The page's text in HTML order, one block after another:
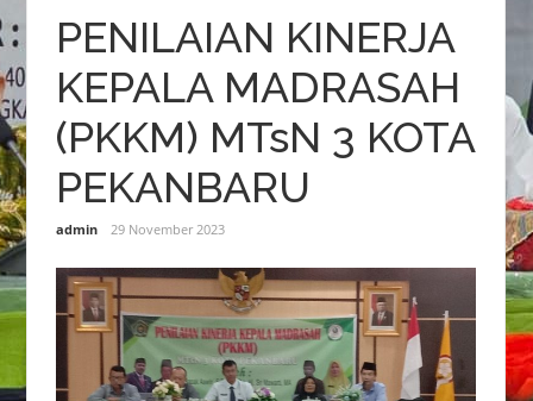
PENILAIAN KINERJA
KEPALA MADRASAH
(PKKM) MTsN 3 KOTA
PEKANBARU
admin 29 November 2023